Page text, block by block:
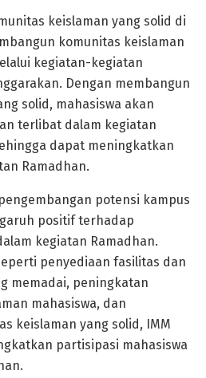
keislaman yang solid di
komunitas keislaman
kegiatan-kegiatan
Dengan membangun
solid, mahasiswa akan
terlibat dalam kegiatan
dapat meningkatkan
Ramadhan.
potensi kampus
positif terhadap
kegiatan Ramadhan.
penyediaan fasilitas dan
memadai, peningkatan
mahasiswa, dan
keislaman yang solid, IMM
partisipasi mahasiswa